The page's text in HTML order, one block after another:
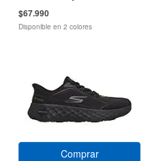
$67.990
Disponible en 2 colores
Comprar